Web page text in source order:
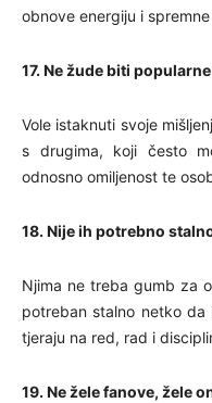
obnove energiju i
17. Ne žude biti popularne
Vole istaknuti svoje
s drugima, koji često
odnosno omiljenost te
18. Nije ih potrebno
Njima ne treba gumb za
potreban stalno netko da
tjeraju na red, rad i
19. Ne žele fanove, žele